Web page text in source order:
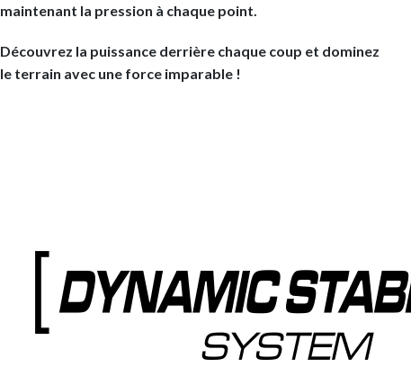
maintenant la pression à chaque point.
Découvrez la puissance derrière chaque coup et dominez
le terrain avec une force imparable !